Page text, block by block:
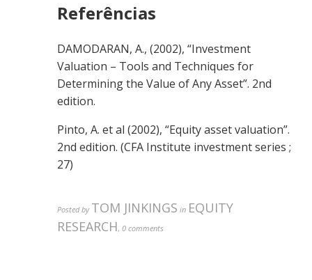
Referências
DAMODARAN, A., (2002), “Investment
Valuation – Tools and Techniques for
Determining the Value of Any Asset”. 2nd
edition.
Pinto, A. et al (2002), “Equity asset valuation”.
2nd edition. (CFA Institute investment series ;
27)
Posted by TOM JINKINGS in EQUITY
RESEARCH,0 comments